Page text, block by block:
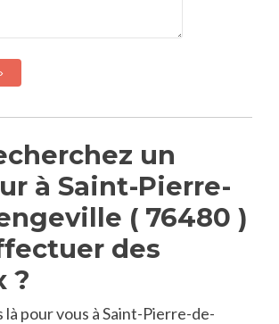
un
à Saint-Pierre-
( 76480 )
des
?
là pour vous à Saint-Pierre-de-